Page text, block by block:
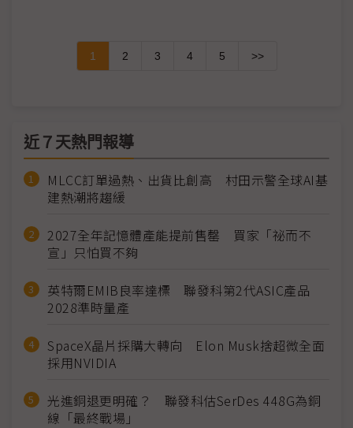
1 2 3 4 5 >>
近７天熱門報導
MLCC訂單過熱、出貨比創高 村田示警全球AI基
建熱潮將趨緩
2027全年記憶體產能提前售罄 買家「祕而不
宣」只怕買不夠
英特爾EMIB良率達標 聯發科第2代ASIC產品
2028準時量產
SpaceX晶片採購大轉向 Elon Musk捨超微全面
採用NVIDIA
光進銅退更明確？ 聯發科估SerDes 448G為銅
線「最終戰場」